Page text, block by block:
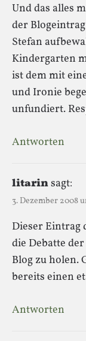
Und das alles
der
Stefan
Kindergarten
ist dem mit
und Ironie
unfundiert.
Antworten
litarinsagt:
3. Dezember 2008
Dieser Eintrag
die Debatte
Blog zu holen.
bereits einen
Antworten